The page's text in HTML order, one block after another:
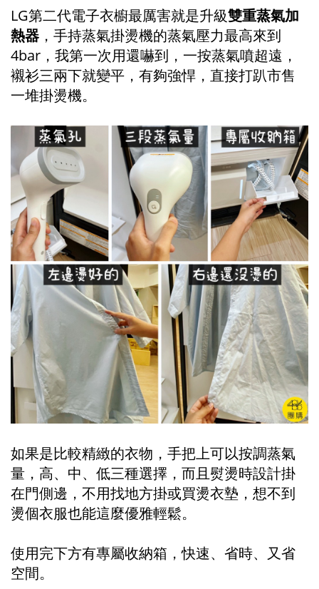
LG第二代電子衣櫥最厲害就是升級雙重蒸氣加
熱器 ，手持蒸氣掛燙機的蒸氣壓力最高來到
4bar，我第一次用還嚇到，一按蒸氣噴超遠，
襯衫三兩下就變平，有夠強悍，直接打趴市售
一堆掛燙機。
如果是比較精緻的衣物，手把上可以按調蒸氣
量，高、中、低三種選擇，而且熨燙時設計掛
在門側邊，不用找地方掛或買燙衣墊，想不到
燙個衣服也能這麼優雅輕鬆。
使用完下方有專屬收納箱，快速、省時、又省
空間。